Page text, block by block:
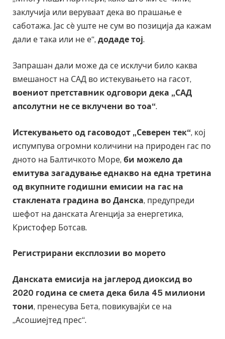
заклучија или веруваат дека во прашање е
саботажа. Јас сè уште не сум во позиција да кажам
дали е така или не е“, додаде тој.
Запрашан дали може да се исклучи било каква
вмешаност на САД во истекувањето на гасот,
воениот претставник одговори дека „САД
апсолутни не се вклучени во тоа“.
Истекувањето од гасоводот „Северен тек“, кој
испумпува огромни количини на природен гас по
дното на Балтичкото Море, би можело да
емитува загадување еднакво на една третина
од вкупните годишни емисии на гас на
стаклената градина во Данска, предупреди
шефот на данската Агенција за енергетика,
Кристофер Ботсав.
Регистрирани експлозии во морето
Данската емисија на јаглерод диоксид во
2020 година се смета дека била 45 милиони
тони, пренесува Бета, повикувајќи се на
„Асошиејтед прес“.